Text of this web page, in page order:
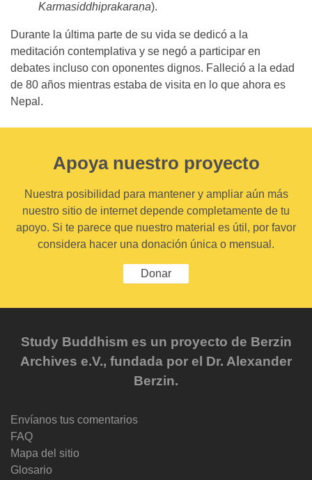
Karmasiddhiprakaraṇa).
Durante la última parte de su vida se dedicó a la
meditación contemplativa y se negó a participar en
debates incluso con oponentes dignos. Falleció a la edad
de 80 años mientras estaba de visita en lo que ahora es
Nepal.
Apoya nuestro proyecto
Nuestra posibilidad para mantener y ampliar aún más
nuestro sitio de internet depende completamente de tu
apoyo. Si te parece que nuestro material es útil, por favor
considera hacer una donación única o mensual.
Donar
Study Buddhism es un proyecto de Berzin
Archives e.V., fundada por el Dr. Alexander
Berzin.
Envíanos tus comentarios
FAQ
Mapa del sitio
Glosario